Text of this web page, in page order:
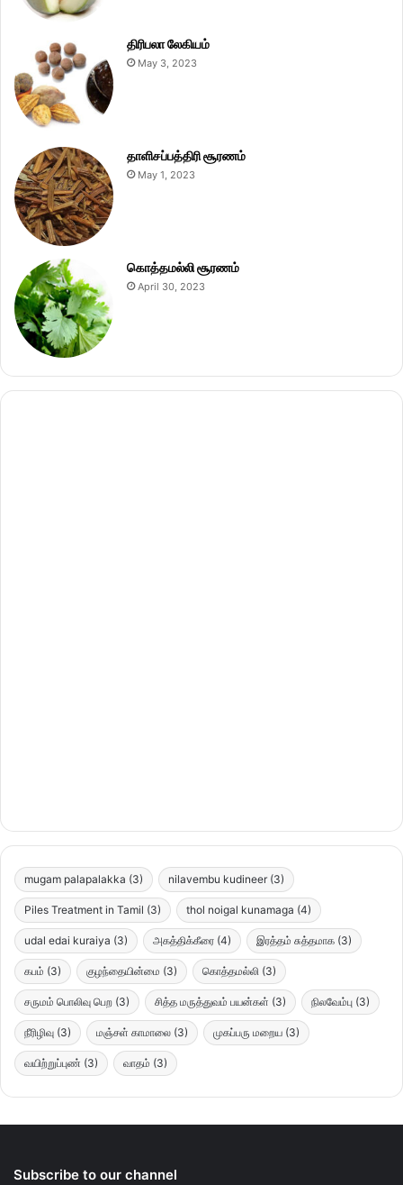
திரிபலா லேகியம்
May 3, 2023
தாளிசப்பத்திரி சூரணம்
May 1, 2023
கொத்தமல்லி சூரணம்
April 30, 2023
mugam palapalakka (3) nilavembu kudineer (3)
Piles Treatment in Tamil (3) thol noigal kunamaga (4)
udal edai kuraiya (3) அகத்திக்கீரை (4) இரத்தம் சுத்தமாக (3)
கபம் (3) குழந்தையின்மை (3) கொத்தமல்லி (3)
சருமம் பொலிவு பெற (3) சித்த மருத்துவம் பயன்கள் (3) நிலவேம்பு (3)
நீரிழிவு (3) மஞ்சள் காமாலை (3) முகப்பரு மறைய (3)
வயிற்றுப்புண் (3) வாதம் (3)
Subscribe to our channel